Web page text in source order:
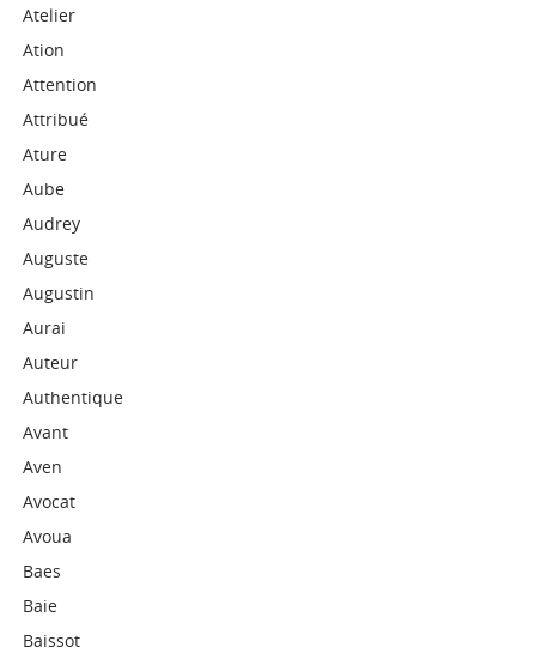
Atelier
Ation
Attention
Attribué
Ature
Aube
Audrey
Auguste
Augustin
Aurai
Auteur
Authentique
Avant
Aven
Avocat
Avoua
Baes
Baie
Baissot